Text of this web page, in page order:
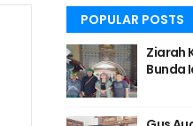
POPULAR POSTS
Ziarah
Bunda